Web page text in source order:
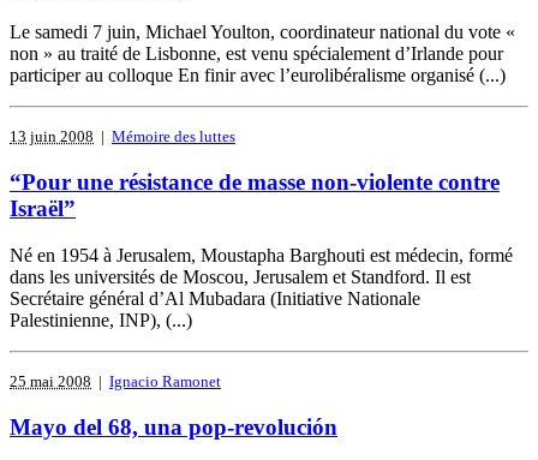
Le samedi 7 juin, Michael Youlton, coordinateur national du vote «
non » au traité de Lisbonne, est venu spécialement d’Irlande pour
participer au colloque En finir avec l’eurolibéralisme organisé (...)
13 juin 2008 | Mémoire des luttes
“Pour une résistance de masse non-violente contre
Israël”
Né en 1954 à Jerusalem, Moustapha Barghouti est médecin, formé
dans les universités de Moscou, Jerusalem et Standford. Il est
Secrétaire général d’Al Mubadara (Initiative Nationale
Palestinienne, INP), (...)
25 mai 2008 | Ignacio Ramonet
Mayo del 68, una pop-revolución